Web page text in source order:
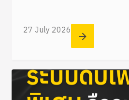
27 July 2026